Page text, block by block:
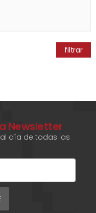
filtrar
Newsletter
día de todas las